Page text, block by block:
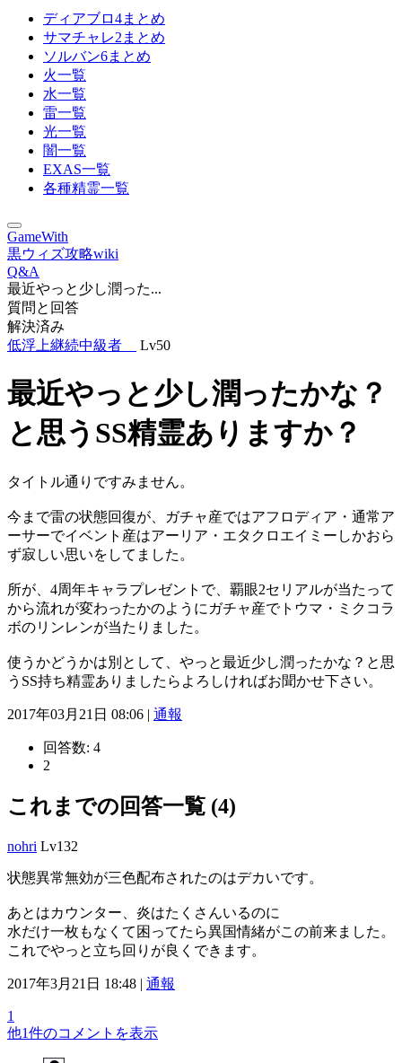
ディアブロ4まとめ
サマチャレ2まとめ
ソルバン6まとめ
火一覧
水一覧
雷一覧
光一覧
闇一覧
EXAS一覧
各種精霊一覧
GameWith
黒ウィズ攻略wiki
Q&A
最近やっと少し潤った...
質問と回答
解決済み
低浮上継続中級者
Lv50
最近やっと少し潤ったかな？
と思うSS精霊ありますか？
タイトル通りですみません。
今まで雷の状態回復が、ガチャ産ではアフロディア・通常ア
ーサーでイベント産はアーリア・エタクロエイミーしかおら
ず寂しい思いをしてました。
所が、4周年キャラプレゼントで、覇眼2セリアルが当たって
から流れが変わったかのようにガチャ産でトウマ・ミクコラ
ボのリンレンが当たりました。
使うかどうかは別として、やっと最近少し潤ったかな？と思
うSS持ち精霊ありましたらよろしければお聞かせ下さい。
2017年03月21日 08:06 | 通報
回答数: 4
2
これまでの回答一覧 (4)
nohri Lv132
状態異常無効が三色配布されたのはデカいです。
あとはカウンター、炎はたくさんいるのに
水だけ一枚もなくて困ってたら異国情緒がこの前来ました。
これでやっと立ち回りが良くできます。
2017年3月21日 18:48 | 通報
1
他1件のコメントを表示